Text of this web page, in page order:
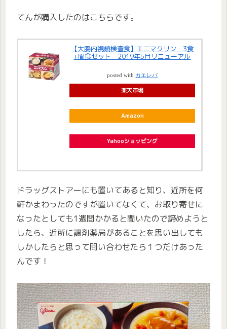
てんが購入したのはこちらです。
【大腸内視鏡検査食】エニマクリン 3食
+間食セット 2019年5月リニューアル
posted with カエレバ
楽天市場
Amazon
Yahooショッピング
ドラッグストアーにも置いてあると知り、近所を何
軒かまわったのですが置いてなくて、お取り寄せに
なったとしても1週間かかると聞いたので諦めようと
したら、近所に調剤薬局があることを思い出しても
しかしたらと思って問い合わせたら１つだけあった
んです！